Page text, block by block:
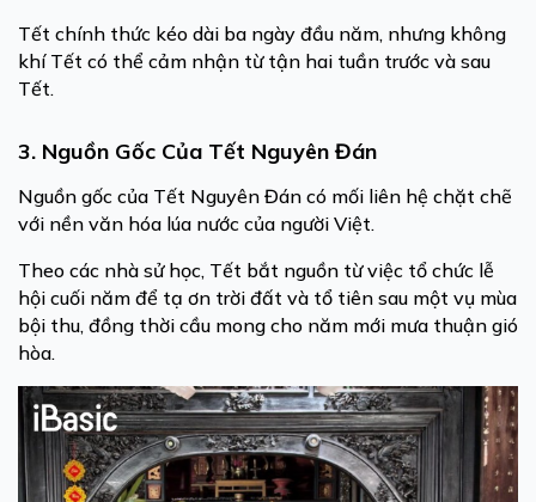
Tết chính thức kéo dài ba ngày đầu năm, nhưng không
khí Tết có thể cảm nhận từ tận hai tuần trước và sau
Tết.
3. Nguồn Gốc Của Tết Nguyên Đán
Nguồn gốc của Tết Nguyên Đán có mối liên hệ chặt chẽ
với nền văn hóa lúa nước của người Việt.
Theo các nhà sử học, Tết bắt nguồn từ việc tổ chức lễ
hội cuối năm để tạ ơn trời đất và tổ tiên sau một vụ mùa
bội thu, đồng thời cầu mong cho năm mới mưa thuận gió
hòa.